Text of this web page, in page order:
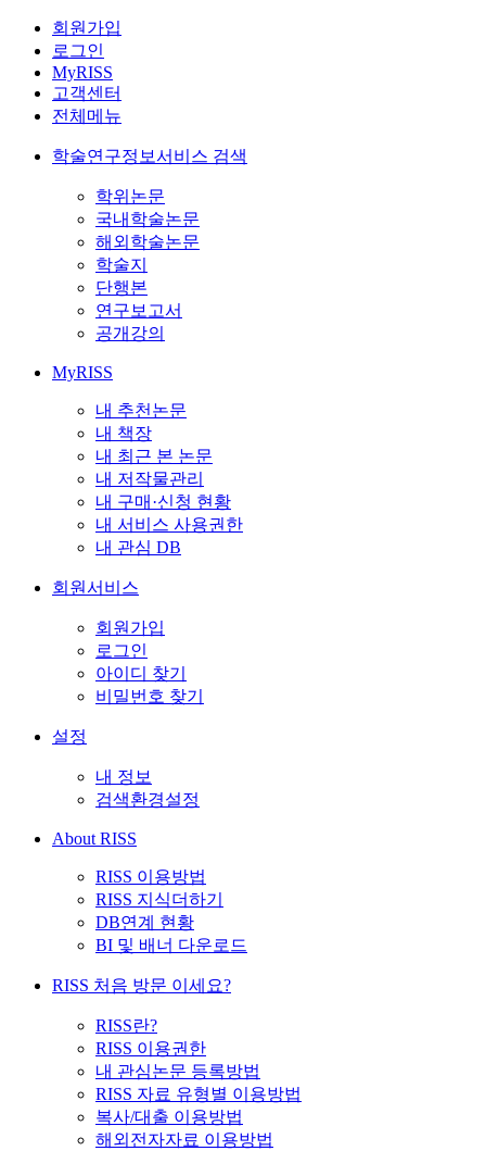
회원가입
로그인
MyRISS
고객센터
전체메뉴
학술연구정보서비스 검색
학위논문
국내학술논문
해외학술논문
학술지
단행본
연구보고서
공개강의
MyRISS
내 추천논문
내 책장
내 최근 본 논문
내 저작물관리
내 구매·신청 현황
내 서비스 사용권한
내 관심 DB
회원서비스
회원가입
로그인
아이디 찾기
비밀번호 찾기
설정
내 정보
검색환경설정
About RISS
RISS 이용방법
RISS 지식더하기
DB연계 현황
BI 및 배너 다운로드
RISS 처음 방문 이세요?
RISS란?
RISS 이용권한
내 관심논문 등록방법
RISS 자료 유형별 이용방법
복사/대출 이용방법
해외전자자료 이용방법